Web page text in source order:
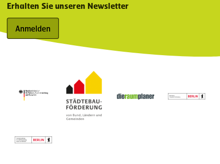
Erhalten Sie unseren Newsletter